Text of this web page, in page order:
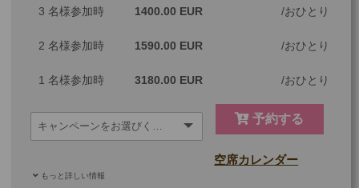
3 名様参加時 1400.00 EUR おひとり
2 名様参加時 1590.00 EUR おひとり
1 名様参加時 3180.00 EUR おひとり
予約する
もっと詳しい情報
空席カレンダー